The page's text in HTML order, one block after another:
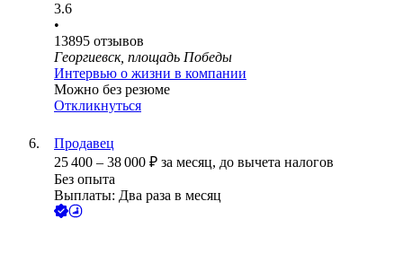
3.6
•
13895 отзывов
Георгиевск, площадь Победы
Интервью о жизни в компании
Можно без резюме
Откликнуться
Продавец
25 400 – 38 000 ₽ за месяц, до вычета налогов
Без опыта
Выплаты: Два раза в месяц